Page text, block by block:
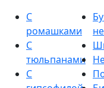
С
ромашками
С
тюльпанами
С